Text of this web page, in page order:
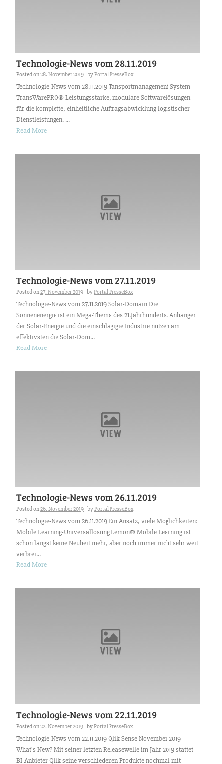
Technologie-News vom 28.11.2019
Posted on28. November 2019 byPortal PresseBox
Technologie-News vom 28.11.2019 Tansportmanagement System
TransWarePRO® Leistungsstarke, modulare Softwarelösungen
für die komplette, einheitliche Auftragsabwicklung logistischer
Dienstleistungen. ...
Read More
Technologie-News vom 27.11.2019
Posted on27. November 2019 byPortal PresseBox
Technologie-News vom 27.11.2019 Solar-Domain Die
Sonnenenergie ist ein Mega-Thema des 21.Jahrhunderts. Anhänger
der Solar-Energie und die einschlägigie Industrie nutzen am
effektivsten die Solar-Dom...
Read More
Technologie-News vom 26.11.2019
Posted on26. November 2019 byPortal PresseBox
Technologie-News vom 26.11.2019 Ein Ansatz, viele Möglichkeiten:
Mobile Learning-Universallösung Lemon® Mobile Learning ist
schon längst keine Neuheit mehr, aber noch immer nicht sehr weit
verbrei...
Read More
Technologie-News vom 22.11.2019
Posted on22. November 2019 byPortal PresseBox
Technologie-News vom 22.11.2019 Qlik Sense November 2019 –
What’s New? Mit seiner letzten Releasewelle im Jahr 2019 stattet
BI-Anbieter Qlik seine verschiedenen Produkte nochmal mit